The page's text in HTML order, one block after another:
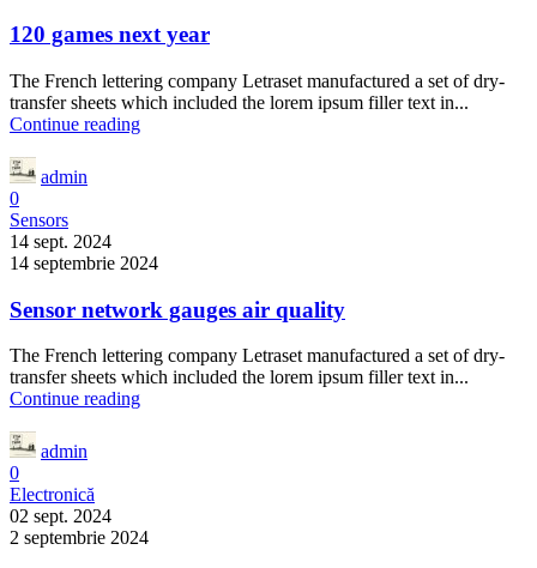
120 games next year
The French lettering company Letraset manufactured a set of dry-
transfer sheets which included the lorem ipsum filler text in...
Continue reading
admin
0
Sensors
14 sept. 2024
14 septembrie 2024
Sensor network gauges air quality
The French lettering company Letraset manufactured a set of dry-
transfer sheets which included the lorem ipsum filler text in...
Continue reading
admin
0
Electronică
02 sept. 2024
2 septembrie 2024